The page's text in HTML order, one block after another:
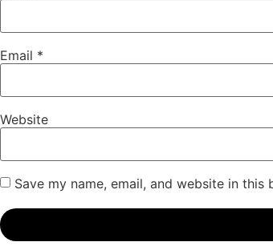
Email *
Website
Save my name, email, and website in